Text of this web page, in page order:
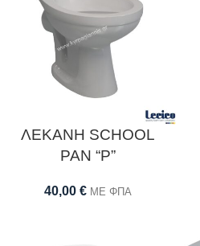
ΛΕΚΑΝΗ SCHOOL
PAN “P”
40,00 € ΜΕ ΦΠΑ